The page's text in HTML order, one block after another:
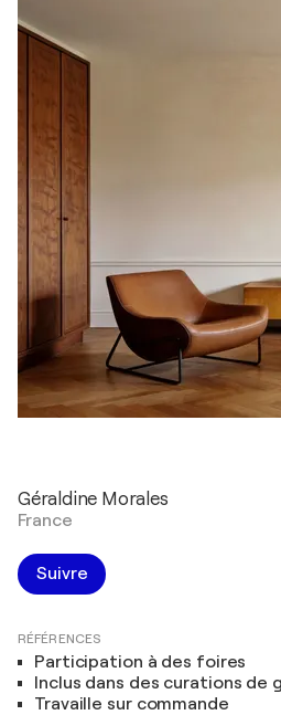
Géraldine Morales
France
Suivre
RÉFÉRENCES
Participation à des foires
Inclus dans des curations de
Travaille sur commande